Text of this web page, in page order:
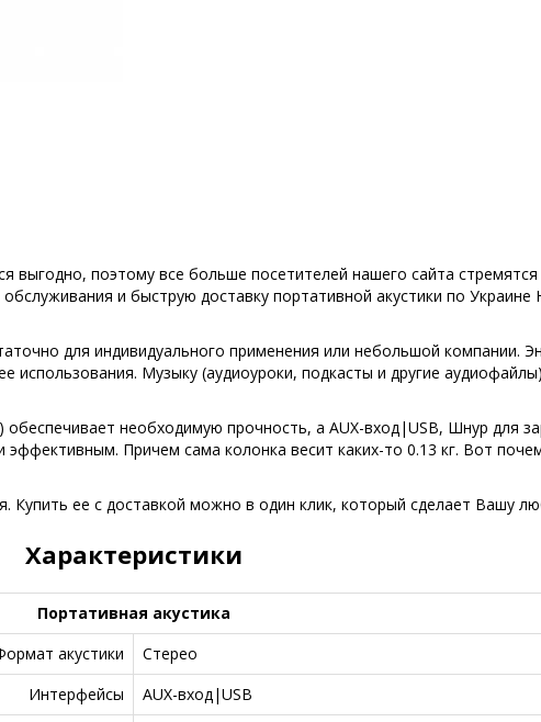
поэтому все больше посетителей нашего сайта
и быструю доставку портативной акустики по
для индивидуального применения или небольшой компании.
использования. Музыку (аудиоуроки, подкасты и другие
необходимую прочность, а AUX-вход|USB, Шнур для
Причем сама колонка весит каких-то 0.13 кг. Вот
Купить ее с доставкой можно в один клик, который сделает Вашу
Характеристики
Портативная акустика
акустики
Стерео
Интерфейсы
AUX-вход|USB